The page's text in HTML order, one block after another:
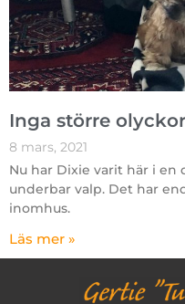
Inga större olyckor
8 mars, 2021
Nu har Dixie varit här i
underbar valp. Det har
inomhus.
Läs mer »